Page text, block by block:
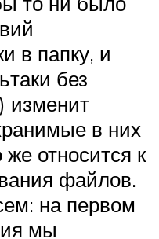
в папку, и
без
изменит
в них
относится к
файлов.
на первом
мы